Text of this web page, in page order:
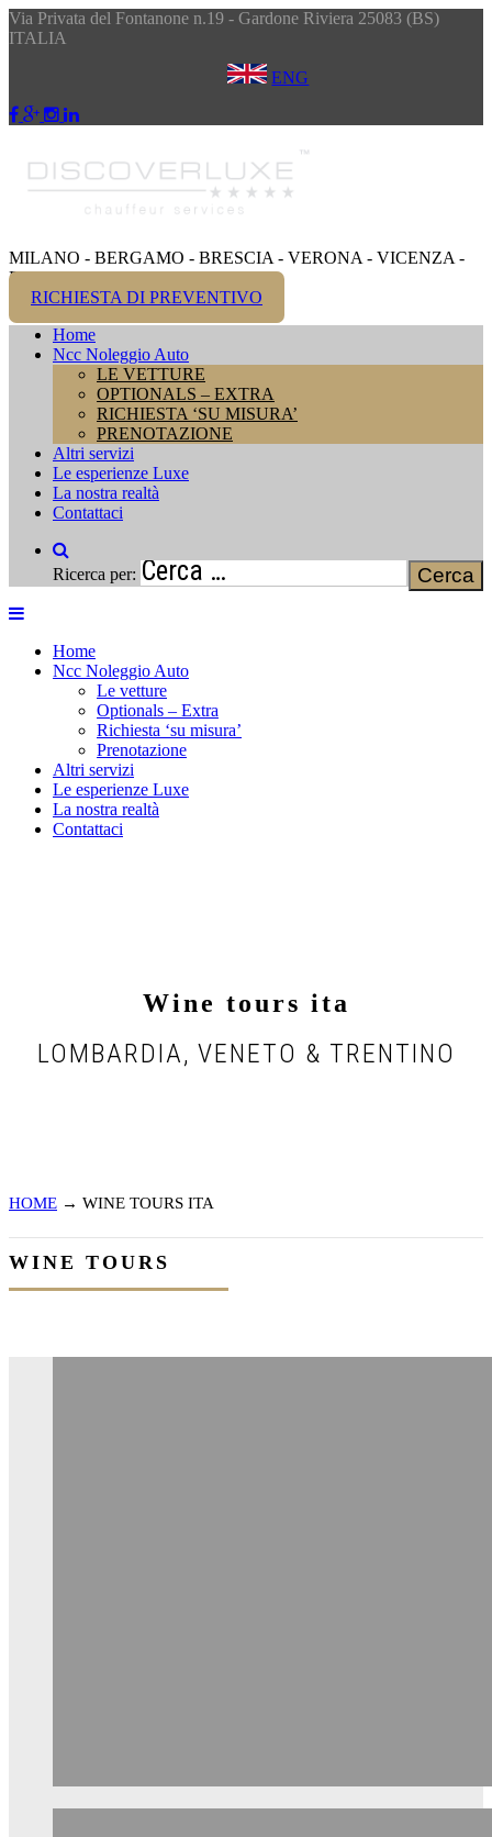
Via Privata del Fontanone n.19 - Gardone Riviera 25083 (BS)
ITALIA
ENG
MILANO - BERGAMO - BRESCIA - VERONA - VICENZA -
PADOVA - VENEZIA
RICHIESTA DI PREVENTIVO
Home
Ncc Noleggio Auto
LE VETTURE
OPTIONALS – EXTRA
RICHIESTA ‘SU MISURA’
PRENOTAZIONE
Altri servizi
Le esperienze Luxe
La nostra realtà
Contattaci
Ricerca per:
Home
Ncc Noleggio Auto
Le vetture
Optionals – Extra
Richiesta ‘su misura’
Prenotazione
Altri servizi
Le esperienze Luxe
La nostra realtà
Contattaci
Wine tours ita
LOMBARDIA, VENETO & TRENTINO
HOME → WINE TOURS ITA
WINE TOURS